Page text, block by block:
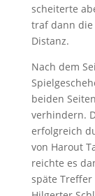
scheiterte
traf dann die
Distanz.
Nach dem
beiden
verhindern.
erfolgreich
von Harout
reichte es
späte